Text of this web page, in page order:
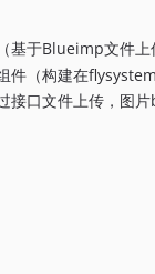
基于Blueimp文件上
件（构建在flysystem
接口文件上传，图